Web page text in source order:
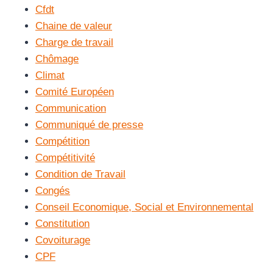
Cfdt
Chaine de valeur
Charge de travail
Chômage
Climat
Comité Européen
Communication
Communiqué de presse
Compétition
Compétitivité
Condition de Travail
Congés
Conseil Economique, Social et Environnemental
Constitution
Covoiturage
CPF